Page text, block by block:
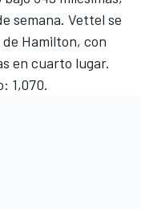
semana. Vettel se
de Hamilton, con
en cuarto lugar.
1,070.